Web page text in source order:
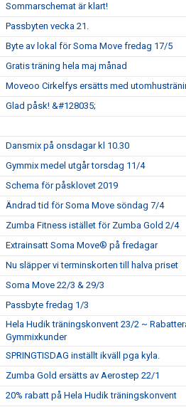
Sommarschemat är klart!
Passbyten vecka 21.
Byte av lokal för Soma Move fredag 17/5
Gratis träning hela maj månad
Moveoo Cirkelfys ersätts med
Glad påsk! &#128035;
Dansmix på onsdagar kl 10.30
Gymmix medel utgår torsdag 11/4
Schema för påsklovet 2019
Ändrad tid för Soma Move söndag 7/4
Zumba Fitness istället för Zumba Gold 2/4
Extrainsatt Soma Move® på fredagar
Nu släpper vi terminskorten till halva priset
Soma Move 22/3 & 29/3
Passbyte fredag 1/3
Hela Hudik träningskonvent 23/2 ~
Gymmixkunder
SPRINGTISDAG inställt ikväll pga kyla.
Zumba Gold ersätts av Aerostep 22/1
20% rabatt på Hela Hudik träningskonvent